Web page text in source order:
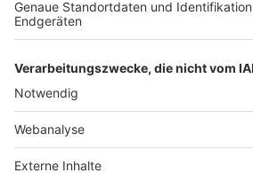
Nutzungsbedingungen Datenschutz